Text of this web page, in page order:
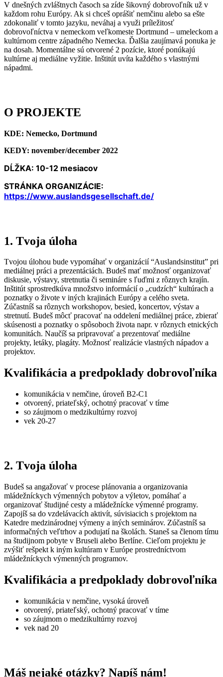
V dnešných zvláštnych časoch sa zíde šikovný dobrovoľník už v
každom rohu Európy. Ak si chceš oprášiť nemčinu alebo sa ešte
zdokonaliť v tomto jazyku, neváhaj a využi príležitosť
dobrovoľníctva v nemeckom veľkomeste Dortmund – umeleckom a
kultúrnom centre západného Nemecka. Ďalšia zaujímavá ponuka je
na dosah. Momentálne sú otvorené 2 pozície, ktoré ponúkajú
kultúrne aj mediálne vyžitie. Inštitút uvíta každého s vlastnými
nápadmi.
O PROJEKTE
KDE: Nemecko, Dortmund
KEDY: november/december 2022
DĹŽKA: 10-12 mesiacov
STRÁNKA ORGANIZÁCIE:
https://www.auslandsgesellschaft.de/
1. Tvoja úloha
Tvojou úlohou bude vypomáhať v organizácií “Auslandsinstitut” pri
mediálnej práci a prezentáciách. Budeš mať možnosť organizovať
diskusie, výstavy, stretnutia či semináre s ľuďmi z rôznych krajín.
Inštitút sprostredkúva množstvo informácií o „cudzích“ kultúrach a
poznatky o živote v iných krajinách Európy a celého sveta.
Zúčastníš sa rôznych workshopov, besied, koncertov, výstav a
stretnutí. Budeš môcť pracovať na oddelení mediálnej práce, zbierať
skúsenosti a poznatky o spôsoboch života napr. v rôznych etnických
komunitách. Naučíš sa pripravovať a prezentovať mediálne
projekty, letáky, plagáty. Možnosť realizácie vlastných nápadov a
projektov.
Kvalifikácia a predpoklady dobrovoľníka
komunikácia v nemčine, úroveň B2-C1
otvorený, priateľský, ochotný pracovať v tíme
so záujmom o medzikultúrny rozvoj
vek 20-27
2. Tvoja úloha
Budeš sa angažovať v procese plánovania a organizovania
mládežníckych výmenných pobytov a výletov, pomáhať a
organizovať študijné cesty a mládežnícke výmenné programy.
Zapojíš sa do vzdelávacích aktivít, súvisiacich s projektom na
Katedre medzinárodnej výmeny a iných seminárov. Zúčastníš sa
informačných veľtrhov a podujatí na školách. Staneš sa členom tímu
na študijnom pobyte v Bruseli alebo Berlíne. Cieľom projektu je
zvýšiť rešpekt k iným kultúram v Európe prostredníctvom
mládežníckych výmenných programov.
Kvalifikácia a predpoklady dobrovoľníka
komunikácia v nemčine, vysoká úroveň
otvorený, priateľský, ochotný pracovať v tíme
so záujmom o medzikultúrny rozvoj
vek nad 20
Máš nejaké otázky? Napíš nám!